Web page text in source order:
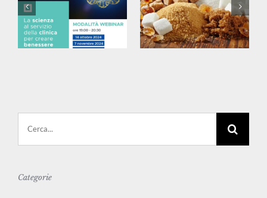
2024
zuccheri
nascosti
Categorie